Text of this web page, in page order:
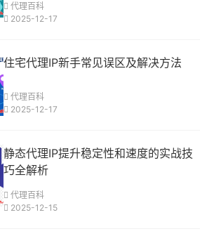
代理百科
2025-12-17
住宅代理IP新手常见误区及解决方法
代理百科
2025-12-17
静态代理IP提升稳定性和速度的实战技
巧全解析
代理百科
2025-12-15